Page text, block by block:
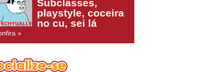
Subclasses,
playstyle, coceira
no cu, sei lá
»